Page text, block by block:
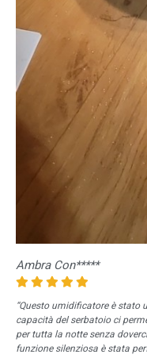
Ambra Con*****
“Questo umidificatore è
capacità del serbatoio ci
per tutta la notte senza
funzione silenziosa è stata